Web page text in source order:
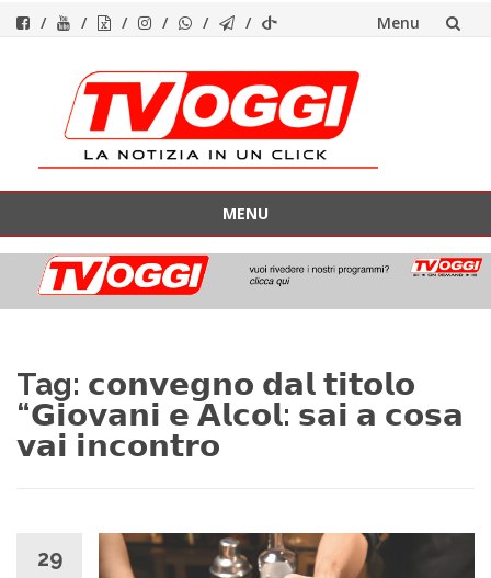
Menu
contenuto
MENU
contenuto
Tag: 𝗰𝗼𝗻𝘃𝗲𝗴𝗻𝗼 𝗱𝗮𝗹 𝘁𝗶𝘁𝗼𝗹𝗼
“𝗚𝗶𝗼𝘃𝗮𝗻𝗶 𝗲 𝗔𝗹𝗰𝗼𝗹: 𝘀𝗮𝗶 𝗮 𝗰𝗼𝘀𝗮
𝘃𝗮𝗶 𝗶𝗻𝗰𝗼𝗻𝘁𝗿𝗼
29